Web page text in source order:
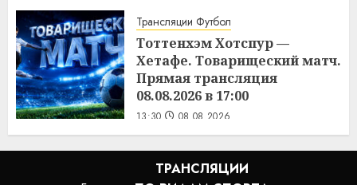
Трансляции Футбол
Тоттенхэм Хотспур —
Хетафе. Товарищеский матч.
Прямая трансляция
08.08.2026 в 17:00
13:30 08.08.2026
ТРАНСЛЯЦИИ